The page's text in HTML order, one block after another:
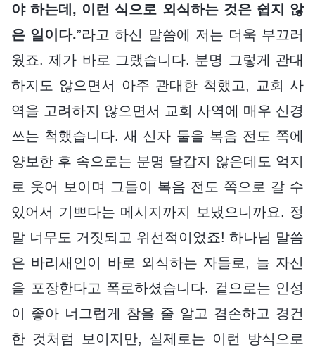
야 하는데, 이런 식으로 외식하는 것은 쉽지 않
은 일이다.”라고 하신 말씀에 저는 더욱 부끄러
웠죠. 제가 바로 그랬습니다. 분명 그렇게 관대
하지도 않으면서 아주 관대한 척했고, 교회 사
역을 고려하지 않으면서 교회 사역에 매우 신경
쓰는 척했습니다. 새 신자 둘을 복음 전도 쪽에
양보한 후 속으로는 분명 달갑지 않은데도 억지
로 웃어 보이며 그들이 복음 전도 쪽으로 갈 수
있어서 기쁘다는 메시지까지 보냈으니까요. 정
말 너무도 거짓되고 위선적이었죠! 하나님 말씀
은 바리새인이 바로 외식하는 자들로, 늘 자신
을 포장한다고 폭로하셨습니다. 겉으로는 인성
이 좋아 너그럽게 참을 줄 알고 겸손하고 경건
한 것처럼 보이지만, 실제로는 이런 방식으로